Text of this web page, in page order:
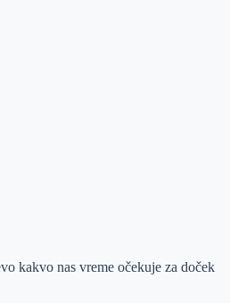
kakvo nas vreme očekuje za doček